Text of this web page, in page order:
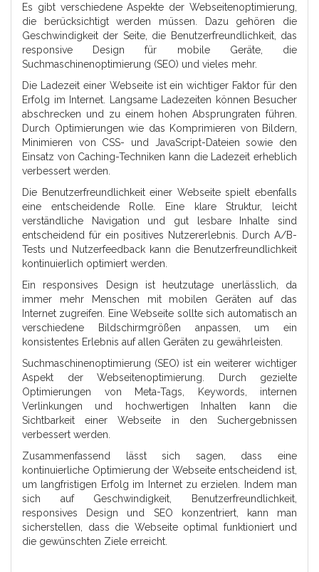
Es gibt verschiedene Aspekte der Webseitenoptimierung,
die berücksichtigt werden müssen. Dazu gehören die
Geschwindigkeit der Seite, die Benutzerfreundlichkeit, das
responsive Design für mobile Geräte, die
Suchmaschinenoptimierung (SEO) und vieles mehr.
Die Ladezeit einer Webseite ist ein wichtiger Faktor für den
Erfolg im Internet. Langsame Ladezeiten können Besucher
abschrecken und zu einem hohen Absprungraten führen.
Durch Optimierungen wie das Komprimieren von Bildern,
Minimieren von CSS- und JavaScript-Dateien sowie den
Einsatz von Caching-Techniken kann die Ladezeit erheblich
verbessert werden.
Die Benutzerfreundlichkeit einer Webseite spielt ebenfalls
eine entscheidende Rolle. Eine klare Struktur, leicht
verständliche Navigation und gut lesbare Inhalte sind
entscheidend für ein positives Nutzererlebnis. Durch A/B-
Tests und Nutzerfeedback kann die Benutzerfreundlichkeit
kontinuierlich optimiert werden.
Ein responsives Design ist heutzutage unerlässlich, da
immer mehr Menschen mit mobilen Geräten auf das
Internet zugreifen. Eine Webseite sollte sich automatisch an
verschiedene Bildschirmgrößen anpassen, um ein
konsistentes Erlebnis auf allen Geräten zu gewährleisten.
Suchmaschinenoptimierung (SEO) ist ein weiterer wichtiger
Aspekt der Webseitenoptimierung. Durch gezielte
Optimierungen von Meta-Tags, Keywords, internen
Verlinkungen und hochwertigen Inhalten kann die
Sichtbarkeit einer Webseite in den Suchergebnissen
verbessert werden.
Zusammenfassend lässt sich sagen, dass eine
kontinuierliche Optimierung der Webseite entscheidend ist,
um langfristigen Erfolg im Internet zu erzielen. Indem man
sich auf Geschwindigkeit, Benutzerfreundlichkeit,
responsives Design und SEO konzentriert, kann man
sicherstellen, dass die Webseite optimal funktioniert und
die gewünschten Ziele erreicht.